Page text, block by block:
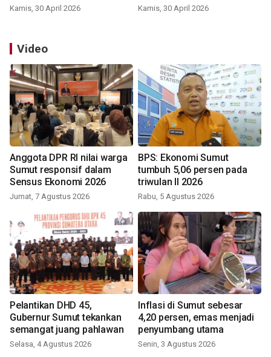
Kamis, 30 April 2026 Kamis, 30 April 2026
Video
Anggota DPR RI nilai warga
Sumut responsif dalam
Sensus Ekonomi 2026
Jumat, 7 Agustus 2026
BPS: Ekonomi Sumut
tumbuh 5,06 persen pada
triwulan II 2026
Rabu, 5 Agustus 2026
Pelantikan DHD 45,
Gubernur Sumut tekankan
semangat juang pahlawan
Selasa, 4 Agustus 2026
Inflasi di Sumut sebesar
4,20 persen, emas menjadi
penyumbang utama
Senin, 3 Agustus 2026